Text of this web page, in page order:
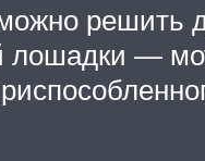
решить
лошадки —